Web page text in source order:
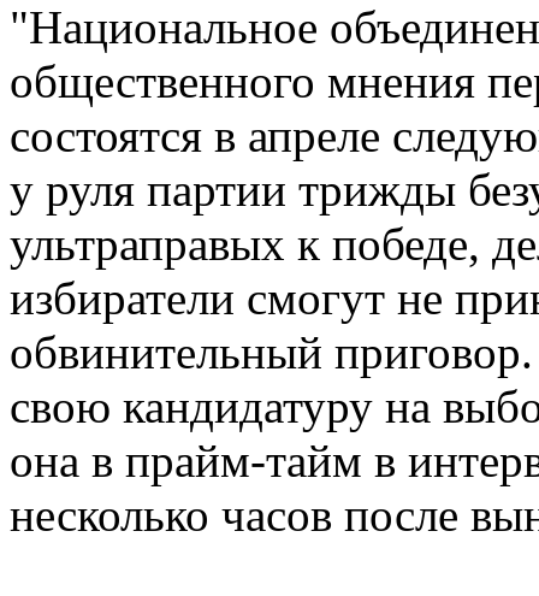
"Национальное
общественного мнения
состоятся в апреле
у руля партии трижды
ультраправых к победе,
избиратели смогут не
обвинительный
свою кандидатуру на
она в прайм-тайм в
несколько часов после